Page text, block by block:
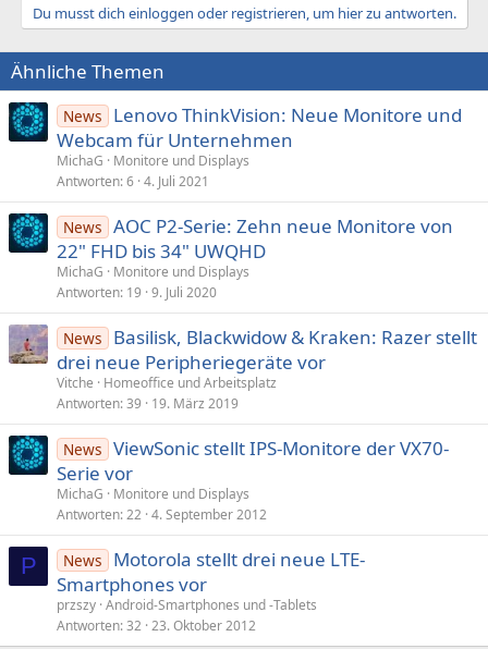
Du musst dich einloggen oder registrieren, um hier zu antworten.
Ähnliche Themen
News
Lenovo ThinkVision: Neue Monitore und
Webcam für Unternehmen
MichaG
Monitore und Displays
Antworten 6 4. Juli 2021
News AOC P2-Serie: Zehn neue Monitore von
22" FHD bis 34" UWQHD
MichaG
Monitore und Displays
Antworten 19 9. Juli 2020
News
Basilisk, Blackwidow & Kraken: Razer stellt
drei neue Peripheriegeräte vor
Vitche
Homeoffice und Arbeitsplatz
Antworten 39 19. März 2019
News ViewSonic stellt IPS-Monitore der VX70-
Serie vor
MichaG
Monitore und Displays
Antworten 22 4. September 2012
P News
Motorola stellt drei neue LTE-
Smartphones vor
przszy Android-Smartphones und -Tablets
Antworten 32 23. Oktober 2012